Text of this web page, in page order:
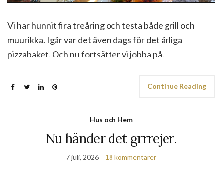
Vi har hunnit fira treåring och testa både grill och
muurikka. Igår var det även dags för det årliga
pizzabaket. Och nu fortsätter vi jobba på.
Continue Reading
Hus och Hem
Nu händer det grrrejer.
7 juli, 2026 18 kommentarer